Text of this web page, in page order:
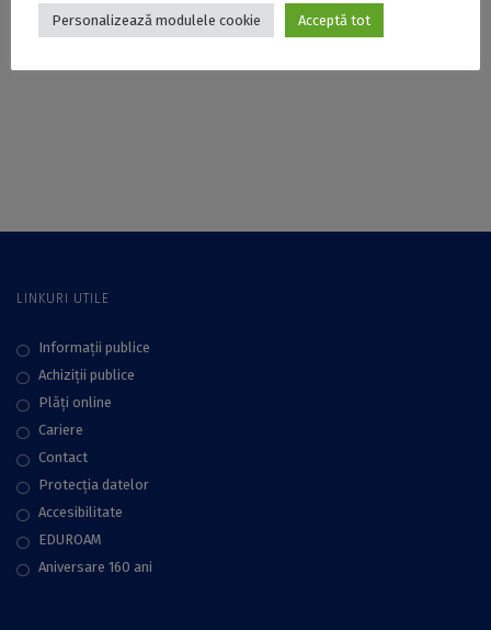
Studenți ai Facultății
premiați la etapa
Studenții Facultății
Geofizică aduc
LINKURI UTILE
Informații publice
Achiziții publice
Plăţi online
Cariere
Contact
Protecţia datelor
Accesibilitate
EDUROAM
Aniversare 160 ani
Personalizează modulele cookie Acceptă tot